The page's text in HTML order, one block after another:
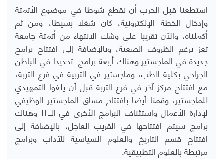
استطعنا قبل الحرب أن نقطع شوطا في موضوع الأتمتة
وإدخال الخطة الإلكترونية، كان شغلا بسيطا، ومن ثم
أكملناه، والآن تقريبا على وشك الانتهاء من أتمتة جامعة
تعز برغم الظروف الصعبة، وبالإضافة إلى افتتاح برامج
جديدة في الماجستير وهناك أربعة برامج تحديدا في الباطن
الجراحي بكلية الطب، وماجستير في التربية في فرع التربة،
مع افتتاح مركز آخر في فرع التربة قبل أن يلغوا التمهيدي
للماجستير، وقمنا أيضا بافتتاح مساق الماجستير الوظيفي
لإدارة الأعمال واستئناف البرامج الأخرى في الــIT وهناك
برامج سيتم افتتاحها في القريب العاجل، بالإضافة إلى
افتتاح قسم التاريخ والعلوم السياسية للآداب وبرامج
مرتبطة بالعلوم التطبيقية.